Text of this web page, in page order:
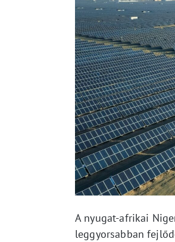
A nyugat-afrikai
leggyorsabban